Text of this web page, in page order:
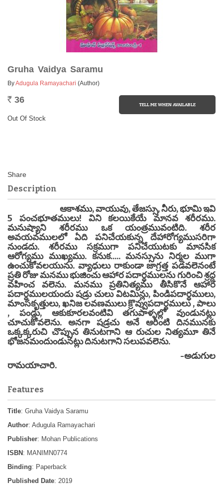
Gruha Vaidya Saramu
ByAdugula Ramayachari (Author)
Rs. 36
Out Of Stock
Description
ఆకాశము, వాయువు, తేజస్సు, నీరు, భూమి ఇవి
5 పంచభూతములు! విని కలయికేయే మానవ శరీరము.
మనుష్యాని శరీరము ఒక యంత్రమువంటిది. శరీర
అవయవములలో ఏది పనిచేయకున్న దేహారోగ్యముసరిగా
నుండదు. శరీరము సక్రముగా పనిచేయుటకు మానసిక
ఆరోగ్యము ముఖ్యము. కనుక..... మనస్సును నిర్మల ముగా
ఉంచుకోవలయును. వ్యాధులు రాకుండా జాగ్రత్త పడవలెనంటే
ప్రతి రోజు మనము భుజించు ఆహార పదార్ధములను గురించి శ్రద్ద
వహించ వలెను. మనము ప్రతినిత్యము తీసికొనే ఆహార
పదార్ధములయందు షడ్రు చులు విటమిన్లు, పిండిపదార్ధములు,
మాంసకృత్తులు, ఖనిజ లవణములు క్రొవ్వుపదార్ధములు , పాలు
, పండ్లు, ఆకుకూరలవంటివి తగుపాళ్ళల్లో వుండునట్లు
చూచుకోవలెను. అనగా షడ్రచు అనే ఆరింటి దినమునకు
ఒక్కక్కరుచి చొప్పున తినుటగాని ఆ రుచుల నిత్యమూ తినే
భోజనమందుండునట్లు దినుటగాని సలుపవలెను.
-అడుగుల
రామయాచారి.
Features
Title: Gruha Vaidya Saramu
Author: Adugula Ramayachari
Publisher: Mohan Publications
ISBN : MANIMN0774
Binding: Paperback
Published Date: 2019